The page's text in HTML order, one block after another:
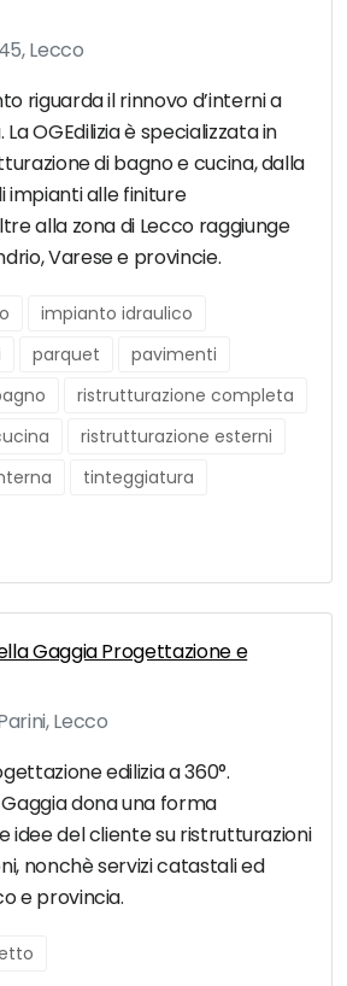
Lecco
riguarda il rinnovo d’interni a
OGEdilizia è specializzata in
di bagno e cucina, dalla
impianti alle finiture
alla zona di Lecco raggiunge
Varese e provincie.
impianto idraulico
parquet
pavimenti
ristrutturazione completa
ristrutturazione esterni
tinteggiatura
Gaggia Progettazione e
Lecco
edilizia a 360°.
dona una forma
idee del cliente su ristrutturazioni
nonchè servizi catastali ed
e provincia.